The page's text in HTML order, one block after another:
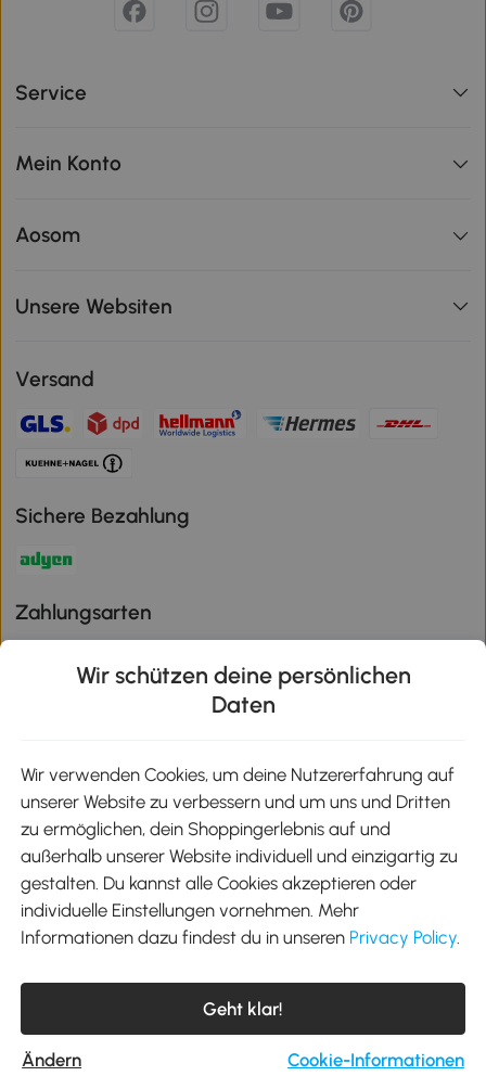
Service
Mein Konto
Aosom
Unsere Websiten
Versand
Sichere Bezahlung
Zahlungsarten
Aosom-App
Google Play
Tel.: +49 40 87408465
kontakt@aosom.de
Telefonservice Mo.-Fr. 9:00-17:30 Uhr
MH Handel GmbH, Wendenstraße 309, 20537 Hamburg
Wir schützen deine persönlichen
Daten
Wir verwenden Cookies, um deine Nutzererfahrung auf
unserer Website zu verbessern und um uns und Dritten
zu ermöglichen, dein Shoppingerlebnis auf und
außerhalb unserer Website individuell und einzigartig zu
gestalten. Du kannst alle Cookies akzeptieren oder
individuelle Einstellungen vornehmen. Mehr
Informationen dazu findest du in unseren Privacy Policy.
Geht klar!
Ändern Cookie-Informationen